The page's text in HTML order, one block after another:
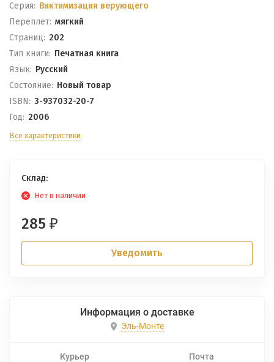
Серия: Виктимизация верующего
Переплет: мягкий
Cтраниц: 202
Тип книги: Печатная книга
Язык: Русский
Состояние: Новый товар
ISBN: 3-937032-20-7
Год: 2006
Все характеристики
Склад:
Нет в наличии
285 ₽
Уведомить
Информация о доставке
Эль-Монте
Курьер Почта